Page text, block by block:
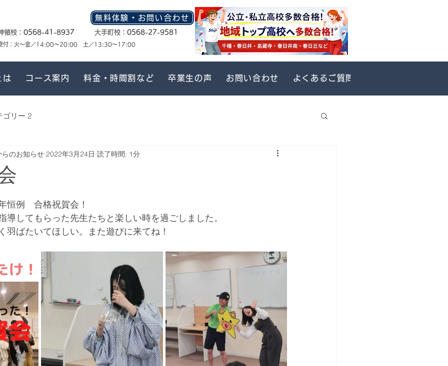
無料体験・お問い合わせ
領校： 0568-41-8937 大手町校： 0568-27-9581
付：火〜金／14:00〜20:00 土／13:30〜17:00
は コース案内 料金・時間割など 卒業生の声 お問い合わせ よくあるご質問(FAQ)-
ゴリー 2
のお知らせ 2022年3月24日 読了時間: 1分
恒例　合格祝賀会！
導してもらった先生たちと楽しい時を過ごしました。
羽ばたいてほしい。また遊びに来てね！